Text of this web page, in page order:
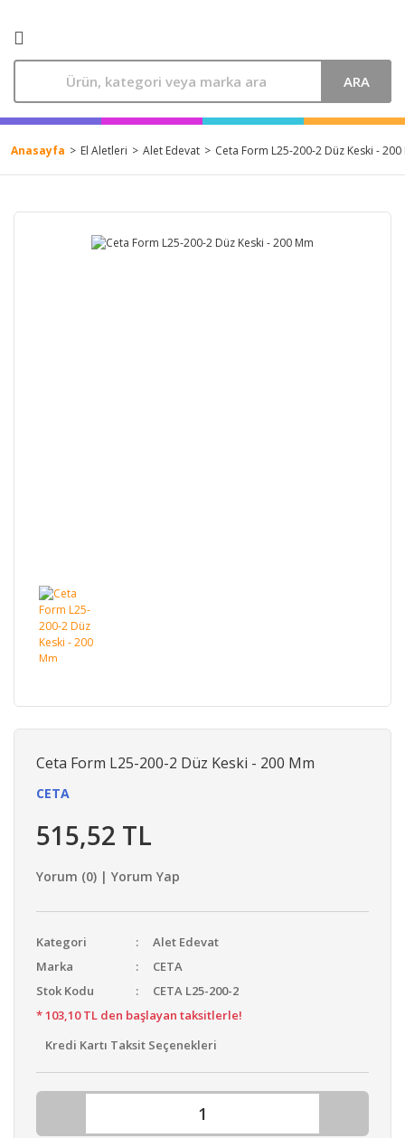
ARA
Anasayfa El Aletleri Alet Edevat Ceta Form L25-200-2 Düz Keski - 200
Ceta Form L25-200-2 Düz Keski - 200 Mm
CETA
515,52 TL
Yorum (0) | Yorum Yap
Kategori
Alet Edevat
Marka
CETA
Stok Kodu
CETA L25-200-2
* 103,10 TL den başlayan taksitlerle!
Kredi Kartı Taksit Seçenekleri